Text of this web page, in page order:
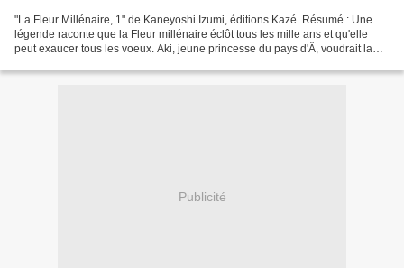
"La Fleur Millénaire, 1" de Kaneyoshi Izumi, éditions Kazé. Résumé : Une
légende raconte que la Fleur millénaire éclôt tous les mille ans et qu'elle
peut exaucer tous les voeux. Aki, jeune princesse du pays d'Â, voudrait la
Publicité